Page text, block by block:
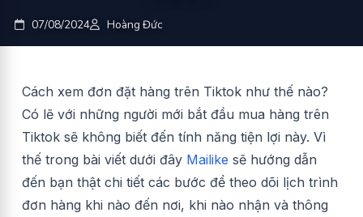
07/08/2024 Hoàng Đức
Cách xem đơn đặt hàng trên Tiktok như thế nào?
Có lẽ với những người mới bắt đầu mua hàng trên
Tiktok sẽ không biết đến tính năng tiện lợi này. Vì
thế trong bài viết dưới đây Mailike sẽ hướng dẫn
đến bạn thật chi tiết các bước để theo dõi lịch trình
đơn hàng khi nào đến nơi, khi nào nhận và thông